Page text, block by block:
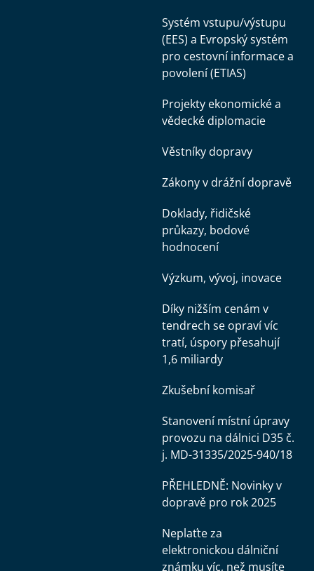
Systém vstupu/výstupu
(EES) a Evropský systém
pro cestovní informace a
povolení (ETIAS)
Projekty ekonomické a
vědecké diplomacie
Věstníky dopravy
Zákony v drážní dopravě
Doklady, řidičské
průkazy, bodové
hodnocení
Výzkum, vývoj, inovace
Díky nižším cenám v
tendrech se opraví víc
tratí, úspory přesahují
1,6 miliardy
Zkušební komisař
Stanovení místní úpravy
provozu na dálnici D35 č.
j. MD-31335/2025-940/18
PŘEHLEDNĚ: Novinky v
dopravě pro rok 2025
Neplaťte za
elektronickou dálniční
známku víc, než musíte